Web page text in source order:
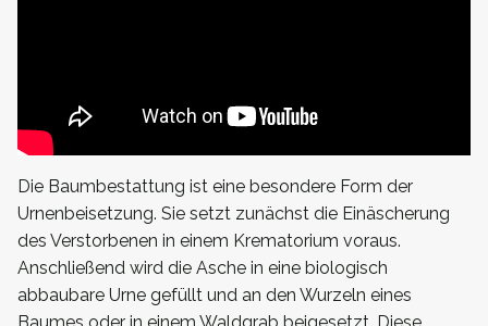
Die Baumbestattung ist eine besondere Form der
Urnenbeisetzung. Sie setzt zunächst die Einäscherung
des Verstorbenen in einem Krematorium voraus.
Anschließend wird die Asche in eine biologisch
abbaubare Urne gefüllt und an den Wurzeln eines
Baumes oder in einem Waldgrab beigesetzt. Diese